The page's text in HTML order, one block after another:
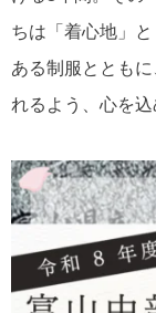
ちは「着心地」
ある制服ととも
れるよう、心を